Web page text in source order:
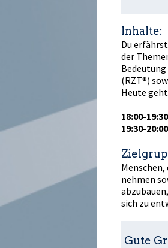
Inhalte:
Du
der
(RZT®)
Heute
18:00-
19:30-
nehmen
sich zu
Gute